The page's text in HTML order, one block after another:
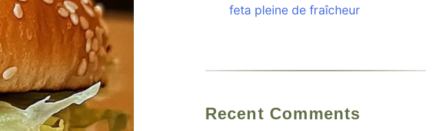
feta pleine de fraîcheur
Recent Comments